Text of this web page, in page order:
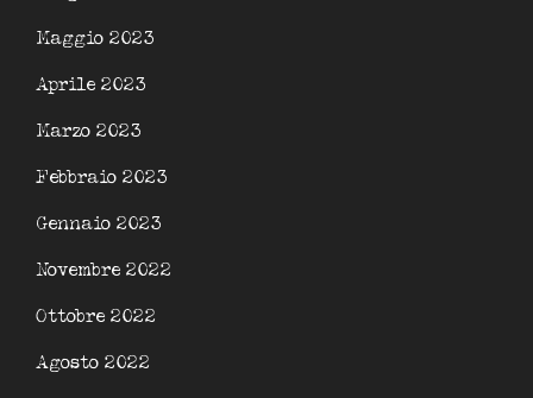
Maggio 2023
Aprile 2023
Marzo 2023
Febbraio 2023
Gennaio 2023
Novembre 2022
Ottobre 2022
Agosto 2022